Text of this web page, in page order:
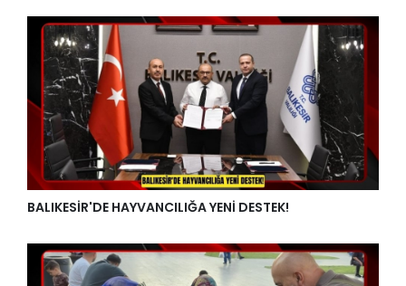
BALIKESİR'DE HAYVANCILIĞA YENİ DESTEK!